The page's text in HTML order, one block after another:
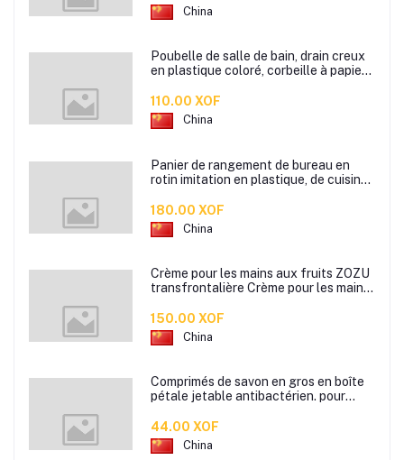
China
Poubelle de salle de bain, drain creux
en plastique coloré, corbeille à papier
110.00 XOF
China
Panier de rangement de bureau en
rotin imitation en plastique, de cuisine
de rangement de salle de bain
180.00 XOF
China
Crème pour les mains aux fruits ZOZU
transfrontalière Crème pour les mains
80g
150.00 XOF
China
Comprimés de savon en gros en boîte
pétale jetable antibactérien. pour
des mini comprimés de lavage des
mains en papier savon
44.00 XOF
China